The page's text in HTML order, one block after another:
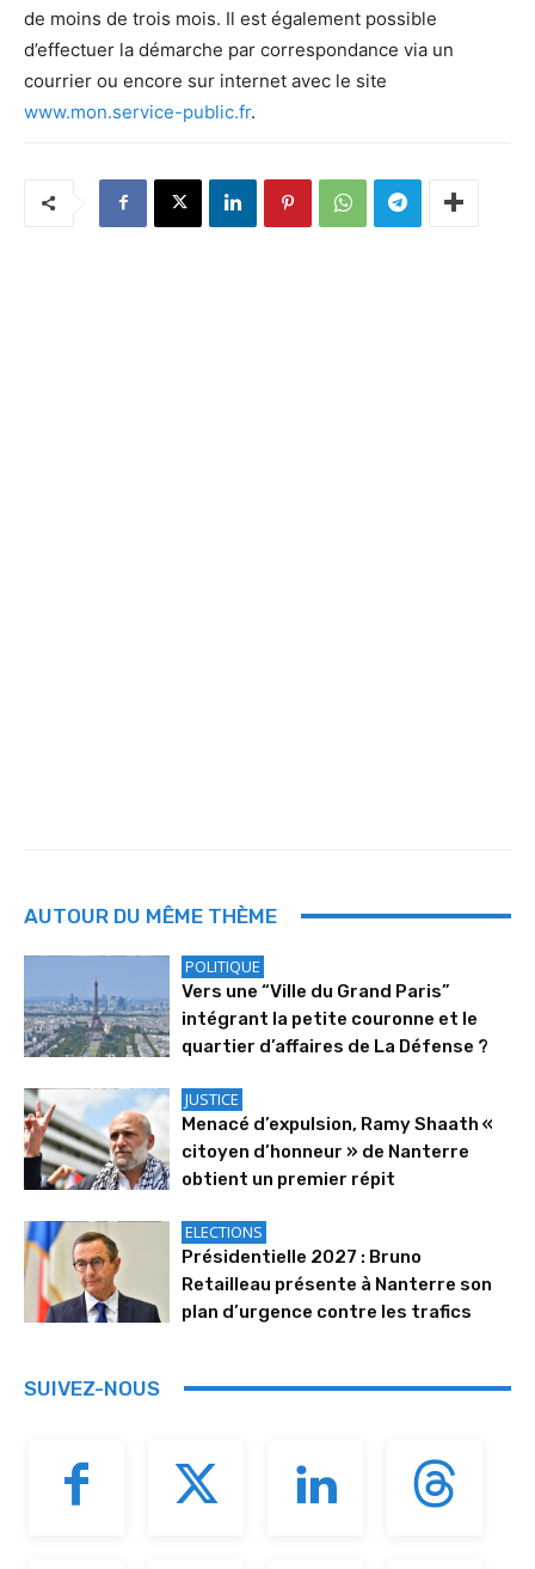
de moins de trois mois. Il est également possible
d’effectuer la démarche par correspondance via un
courrier ou encore sur internet avec le site
www.mon.service-public.fr.
AUTOUR DU MÊME THÈME
POLITIQUE
Vers une “Ville du Grand Paris”
intégrant la petite couronne et le
quartier d’affaires de La Défense ?
JUSTICE
Menacé d’expulsion, Ramy Shaath «
citoyen d’honneur » de Nanterre
obtient un premier répit
ELECTIONS
Présidentielle 2027 : Bruno
Retailleau présente à Nanterre son
plan d’urgence contre les trafics
SUIVEZ-NOUS